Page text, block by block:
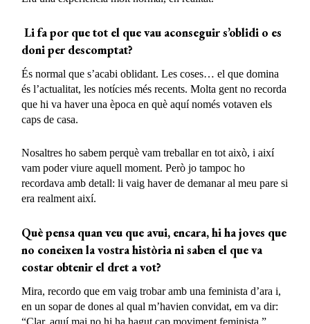
Li fa por que tot el que vau aconseguir s’oblidi o es
doni per descomptat?
És normal que s’acabi oblidant. Les coses… el que domina
és l’actualitat, les notícies més recents. Molta gent no recorda
que hi va haver una època en què aquí només votaven els
caps de casa.
Nosaltres ho sabem perquè vam treballar en tot això, i així
vam poder viure aquell moment. Però jo tampoc ho
recordava amb detall: li vaig haver de demanar al meu pare si
era realment així.
Què pensa quan veu que avui, encara, hi ha joves que
no coneixen la vostra història ni saben el que va
costar obtenir el dret a vot?
Mira, recordo que em vaig trobar amb una feminista d’ara i,
en un sopar de dones al qual m’havien convidat, em va dir:
“Clar, aquí mai no hi ha hagut cap moviment feminista.”